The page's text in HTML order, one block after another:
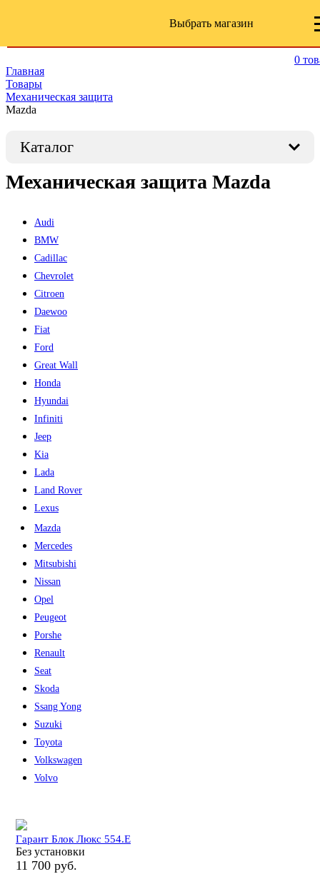
Выбрать магазин
0
Главная
Товары
Механическая защита
Mazda
Каталог
Механическая защита Mazda
Audi
BMW
Cadillac
Chevrolet
Citroen
Daewoo
Fiat
Ford
Great Wall
Honda
Hyundai
Infiniti
Jeep
Kia
Lada
Land Rover
Lexus
Mazda
Mercedes
Mitsubishi
Nissan
Opel
Peugeot
Porshe
Renault
Seat
Skoda
Ssang Yong
Suzuki
Toyota
Volkswagen
Volvo
Гарант Блок Люкс 554.E
Без установки
11 700 руб.